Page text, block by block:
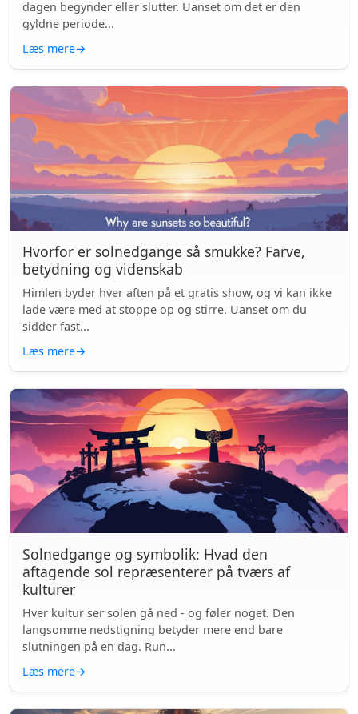
dagen begynder eller slutter. Uanset om det er den
gyldne periode...
Læs mere→
Hvorfor er solnedgange så smukke? Farve,
betydning og videnskab
Himlen byder hver aften på et gratis show, og vi kan ikke
lade være med at stoppe op og stirre. Uanset om du
sidder fast...
Læs mere→
Solnedgange og symbolik: Hvad den
aftagende sol repræsenterer på tværs af
kulturer
Hver kultur ser solen gå ned - og føler noget. Den
langsomme nedstigning betyder mere end bare
slutningen på en dag. Run...
Læs mere→